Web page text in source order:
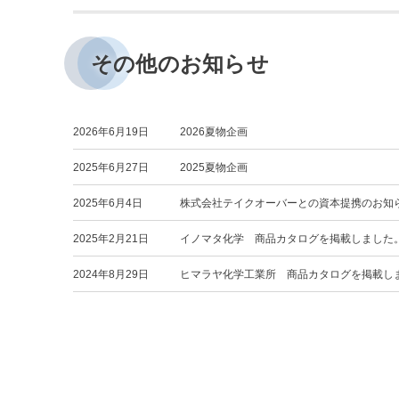
その他のお知らせ
2026年6月19日 2026夏物企画
2025年6月27日 2025夏物企画
2025年6月4日 株式会社テイクオーバーとの資本提携のお知
2025年2月21日 イノマタ化学 商品カタログを掲載しました。
2024年8月29日 ヒマラヤ化学工業所 商品カタログを掲載し